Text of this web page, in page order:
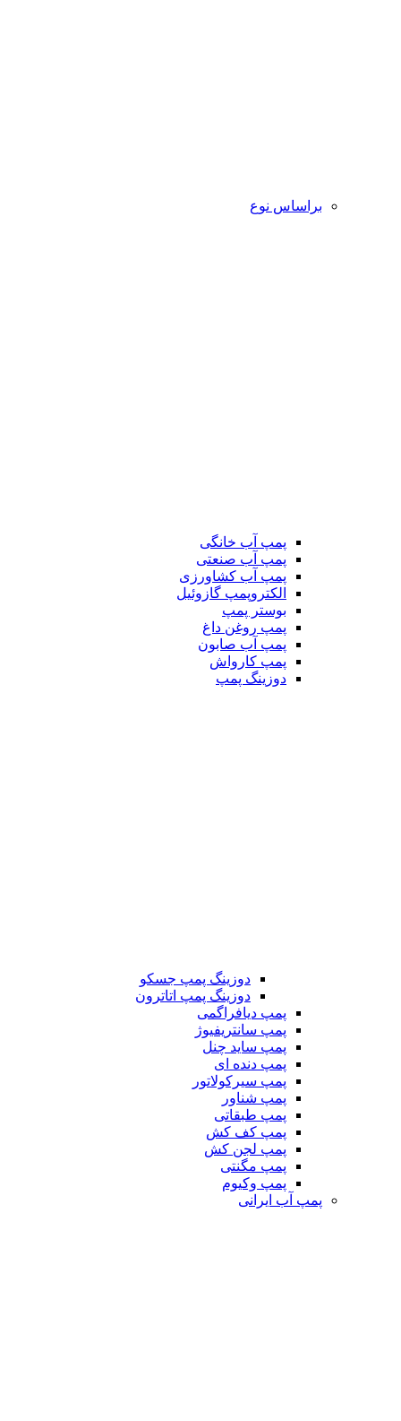
براساس نوع
پمپ آب خانگی
پمپ آب صنعتی
پمپ آب کشاورزی
الکتروپمپ گازوئیل
بوستر پمپ
پمپ روغن داغ
پمپ آب صابون
پمپ کارواش
دوزینگ پمپ
دوزینگ پمپ جسکو
دوزینگ پمپ اتاترون
پمپ دیافراگمی
پمپ سانتریفیوژ
پمپ ساید چنل
پمپ دنده ای
پمپ سیرکولاتور
پمپ شناور
پمپ طبقاتی
پمپ کف کش
پمپ لجن کش
پمپ مگنتی
پمپ وکیوم
پمپ آب ایرانی